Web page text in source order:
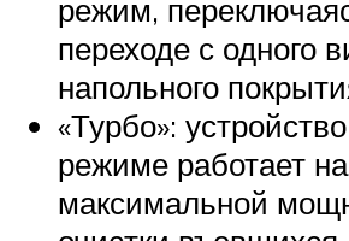
режим,
переходе с одного
напольного
«Турбо»:
режиме работает на
максимальной